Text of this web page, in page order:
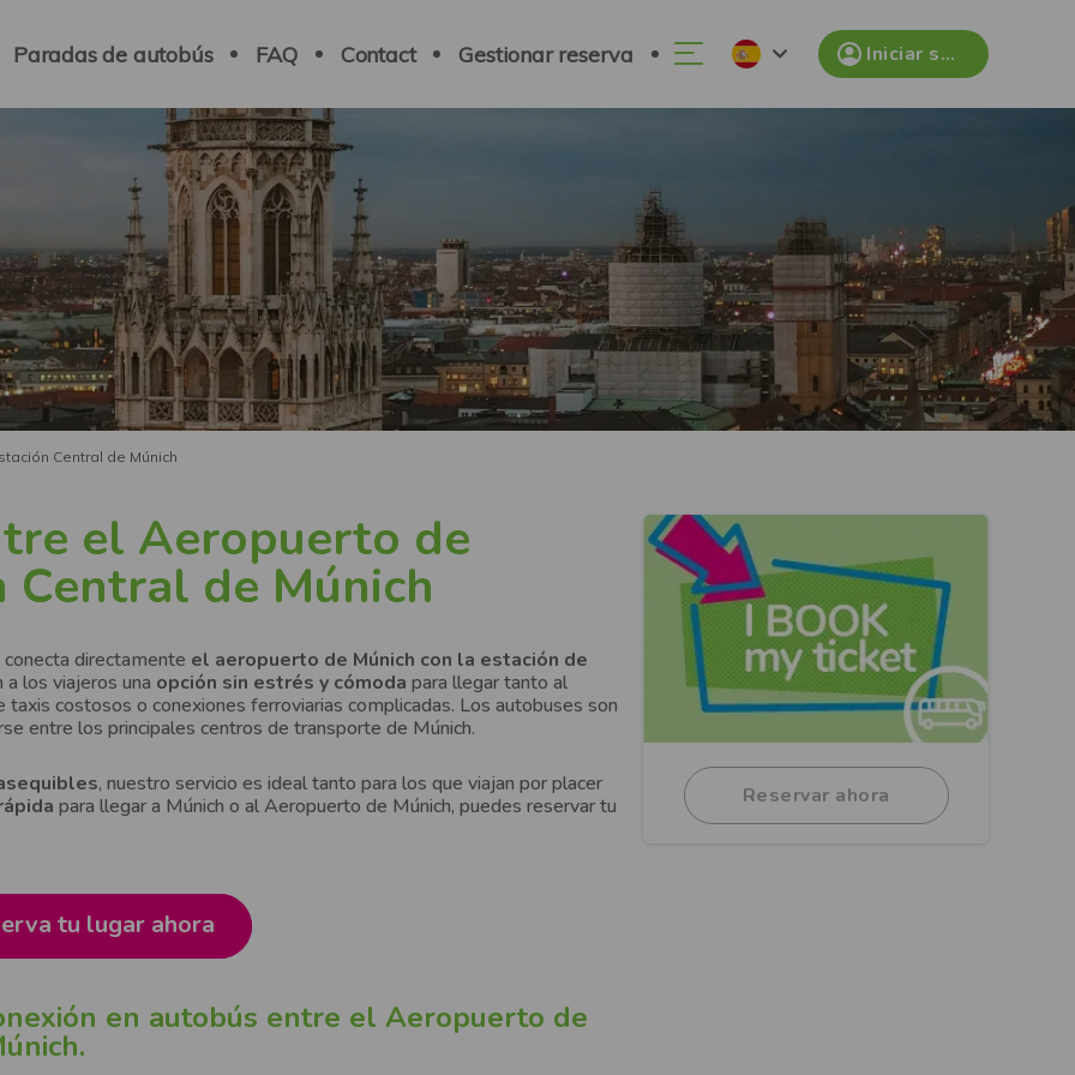
Paradas de autobús FAQ Contact Gestionar reserva Iniciar sesión
Central de Múnich
el Aeropuerto de
Central de Múnich
conecta directamente el aeropuerto de Múnich con la estación de
los viajeros una opción sin estrés y cómoda para llegar tanto al
costosos o conexiones ferroviarias complicadas. Los autobuses son
entre los principales centros de transporte de Múnich.
, nuestro servicio es ideal tanto para los que viajan por placer
para llegar a Múnich o al Aeropuerto de Múnich, puedes reservar tu
tu lugar ahora
en autobús entre el Aeropuerto de
Reservar ahora